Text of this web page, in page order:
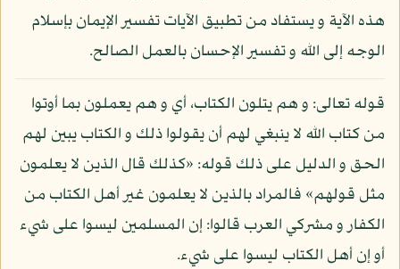
هذه الآية و يستفاد من تطبيق الآيات تفسير الإيمان بإسلام
الوجه إلى الله و تفسير الإحسان بالعمل الصالح.
قوله تعالى: و هم يتلون الكتاب، أي و هم يعملون بما أوتوا
من كتاب الله لا ينبغي لهم أن يقولوا ذلك و الكتاب يبين لهم
الحق و الدليل على ذلك قوله: «كذلك قال الذين لا يعلمون
مثل قولهم» فالمراد بالذين لا يعلمون غير أهل الكتاب من
الكفار و مشركي العرب قالوا: إن المسلمين ليسوا على شيء
أو إن أهل الكتاب ليسوا على شيء.